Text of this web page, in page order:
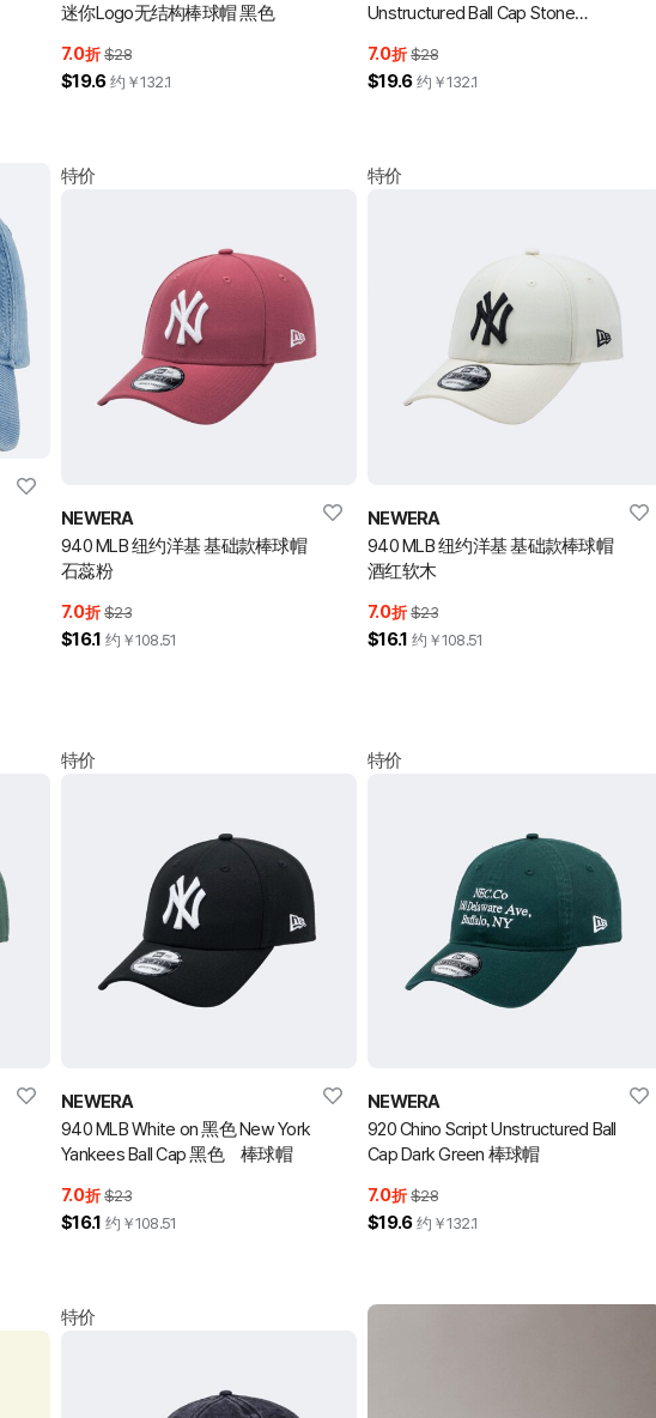
迷你Logo无结构棒球帽 黑色
7.0折 $28
$19.6 约￥132.1
Unstructured Ball Cap Stone
7.0折 $28
$19.6 约￥132.1
特价
NEWERA
940 MLB 纽约洋基 基础款棒球帽
石蕊粉
7.0折 $23
$16.1 约￥108.51
特价
NEWERA
940 MLB 纽约洋基 基础款棒球帽
酒红软木
7.0折 $23
$16.1 约￥108.51
特价
NEWERA
940 MLB White on 黑色 New York
Yankees Ball Cap 黑色 棒球帽
7.0折 $23
$16.1 约￥108.51
特价
NEWERA
920 Chino Script Unstructured Ball
Cap Dark Green 棒球帽
7.0折 $28
$19.6 约￥132.1
特价